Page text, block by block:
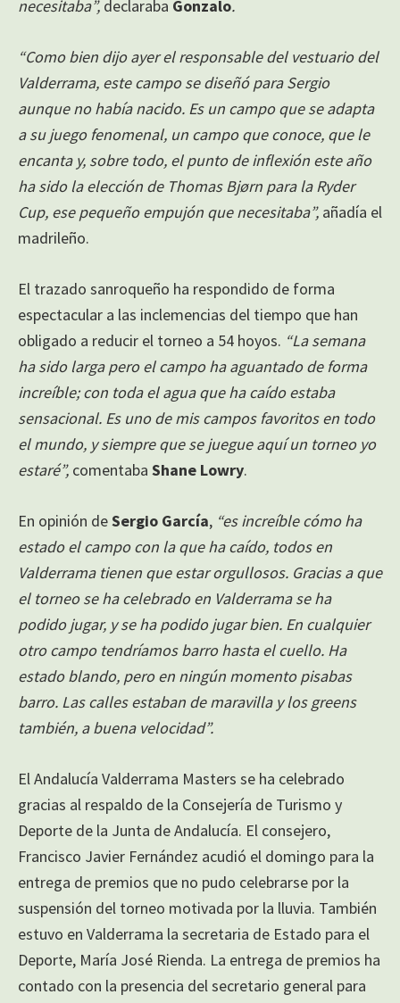
necesitaba”, declaraba Gonzalo.
“Como bien dijo ayer el responsable del vestuario del
Valderrama, este campo se diseñó para Sergio
aunque no había nacido. Es un campo que se adapta
a su juego fenomenal, un campo que conoce, que le
encanta y, sobre todo, el punto de inflexión este año
ha sido la elección de Thomas Bjørn para la Ryder
Cup, ese pequeño empujón que necesitaba”, añadía el
madrileño.
El trazado sanroqueño ha respondido de forma
espectacular a las inclemencias del tiempo que han
obligado a reducir el torneo a 54 hoyos. “La semana
ha sido larga pero el campo ha aguantado de forma
increíble; con toda el agua que ha caído estaba
sensacional. Es uno de mis campos favoritos en todo
el mundo, y siempre que se juegue aquí un torneo yo
estaré”, comentaba Shane Lowry.
En opinión deSergio García, “es increíble cómo ha
estado el campo con la que ha caído, todos en
Valderrama tienen que estar orgullosos. Gracias a que
el torneo se ha celebrado en Valderrama se ha
podido jugar, y se ha podido jugar bien. En cualquier
otro campo tendríamos barro hasta el cuello. Ha
estado blando, pero en ningún momento pisabas
barro. Las calles estaban de maravilla y los greens
también, a buena velocidad”.
El Andalucía Valderrama Masters se ha celebrado
gracias al respaldo de la Consejería de Turismo y
Deporte de la Junta de Andalucía. El consejero,
Francisco Javier Fernández acudió el domingo para la
entrega de premios que no pudo celebrarse por la
suspensión del torneo motivada por la lluvia. También
estuvo en Valderrama la secretaria de Estado para el
Deporte, María José Rienda. La entrega de premios ha
contado con la presencia del secretario general para